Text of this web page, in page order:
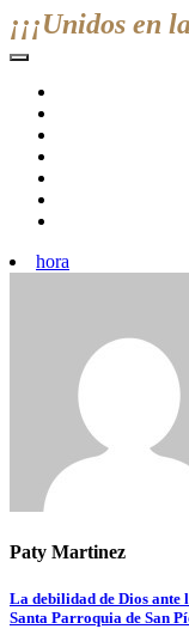
¡¡¡Unidos en
hora
Paty Martinez
Navegación
La debilidad de Dios ante
Santa Parroquia de San